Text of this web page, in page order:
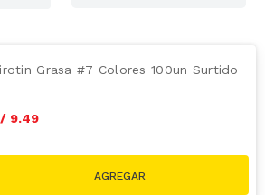
Grasa #7 Colores 100un Surtido
9.49